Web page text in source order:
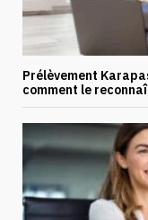
Prélèvement
comment le